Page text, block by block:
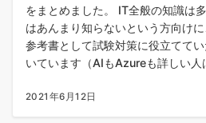
をまとめました。 IT全般の知識は
はあんまり知らないという方向け
参考書として試験対策に役立てて
いています（AIもAzureも詳しい人
2021年6月12日